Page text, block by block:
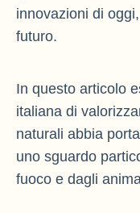
innovazioni di
futuro.
In questo articolo
italiana di
naturali abbia
uno sguardo
fuoco e dagli